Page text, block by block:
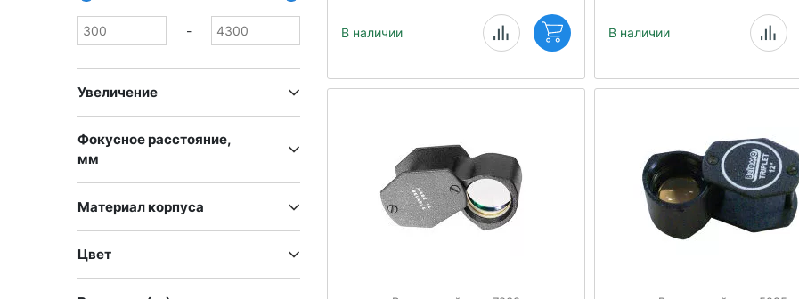
-
Увеличение
Фокусное расстояние,
мм
Материал корпуса
Цвет
В наличии В наличии